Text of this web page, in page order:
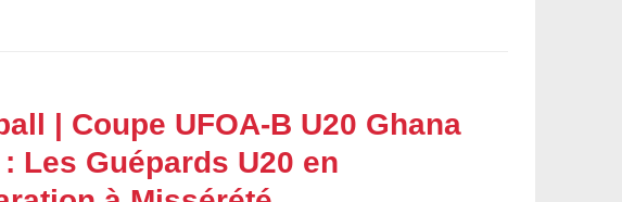
| Coupe UFOA-B U20 Ghana
Les Guépards U20 en